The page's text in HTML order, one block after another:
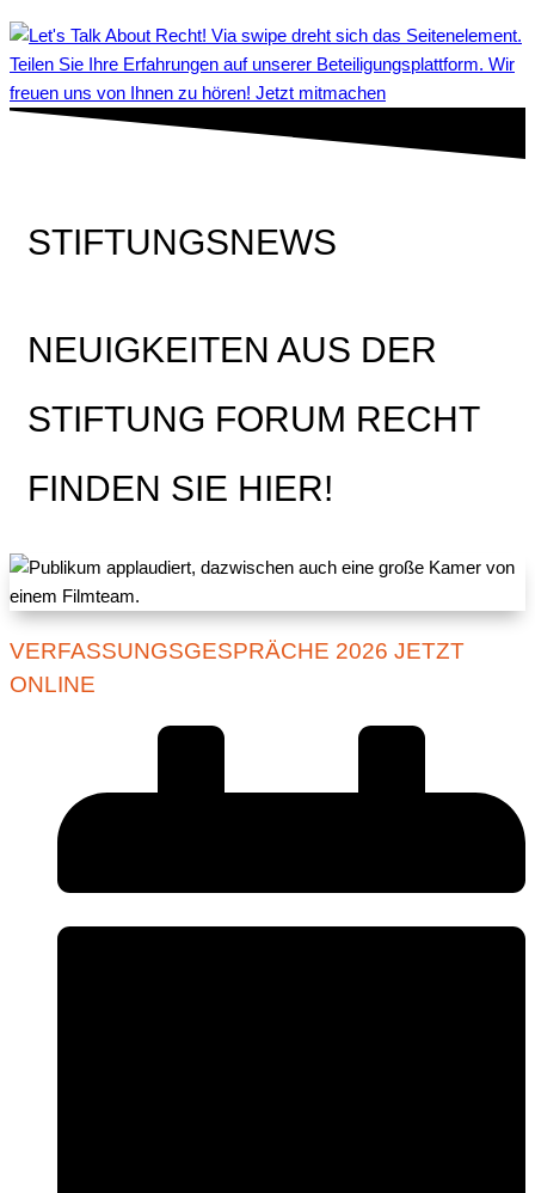
Teilen Sie Ihre Erfahrungen auf unserer Beteiligungsplattform. Wir
freuen uns von Ihnen zu hören! Jetzt mitmachen
STIFTUNGSNEWS
NEUIGKEITEN AUS DER
STIFTUNG FORUM RECHT
FINDEN SIE HIER!
VERFASSUNGSGESPRÄCHE 2026 JETZT
ONLINE